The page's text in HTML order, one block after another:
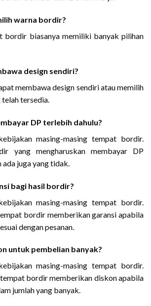
warna bordir?
bordir biasanya memiliki banyak pilihan
design sendiri?
membawa design sendiri atau memilih
tersedia.
DP terlebih dahulu?
masing-masing tempat bordir.
yang mengharuskan membayar DP
juga yang tidak.
bagi hasil bordir?
masing-masing tempat bordir.
bordir memberikan garansi apabila
dengan pesanan.
untuk pembelian banyak?
masing-masing tempat bordir.
bordir memberikan diskon apabila
jumlah yang banyak.